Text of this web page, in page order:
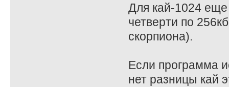
Для кай-1024
четверти по
скорпиона).
Если программа
нет разницы кай